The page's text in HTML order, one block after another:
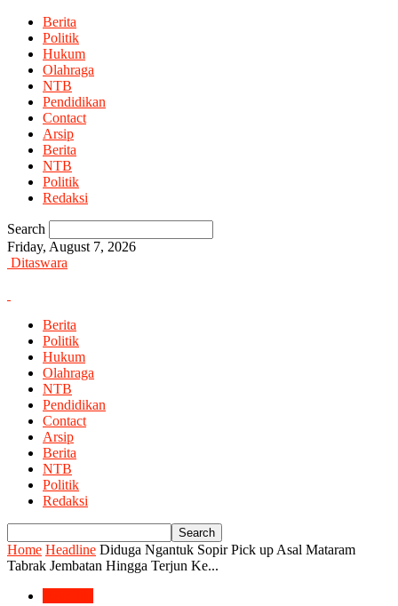
Berita
Politik
Hukum
Olahraga
NTB
Pendidikan
Contact
Arsip
Berita
NTB
Politik
Redaksi
Search
Friday, August 7, 2026
Ditaswara
Berita
Politik
Hukum
Olahraga
NTB
Pendidikan
Contact
Arsip
Berita
NTB
Politik
Redaksi
Home Headline Diduga Ngantuk Sopir Pick up Asal Mataram
Tabrak Jembatan Hingga Terjun Ke...